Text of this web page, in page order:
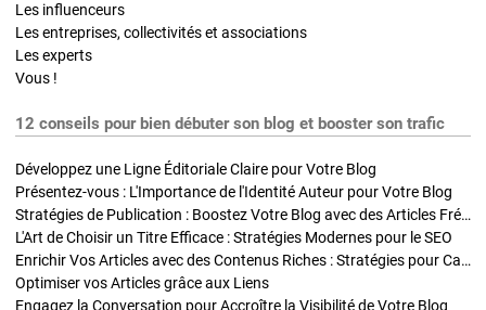
Les influenceurs
Les entreprises, collectivités et associations
Les experts
Vous !
12 conseils pour bien débuter son blog et booster son trafic
Développez une Ligne Éditoriale Claire pour Votre Blog
Présentez-vous : L'Importance de l'Identité Auteur pour Votre Blog
Stratégies de Publication : Boostez Votre Blog avec des Articles Fréquents et Exclusifs
L'Art de Choisir un Titre Efficace : Stratégies Modernes pour le SEO
Enrichir Vos Articles avec des Contenus Riches : Stratégies pour Captiver et Optimiser
Optimiser vos Articles grâce aux Liens
Engagez la Conversation pour Accroître la Visibilité de Votre Blog